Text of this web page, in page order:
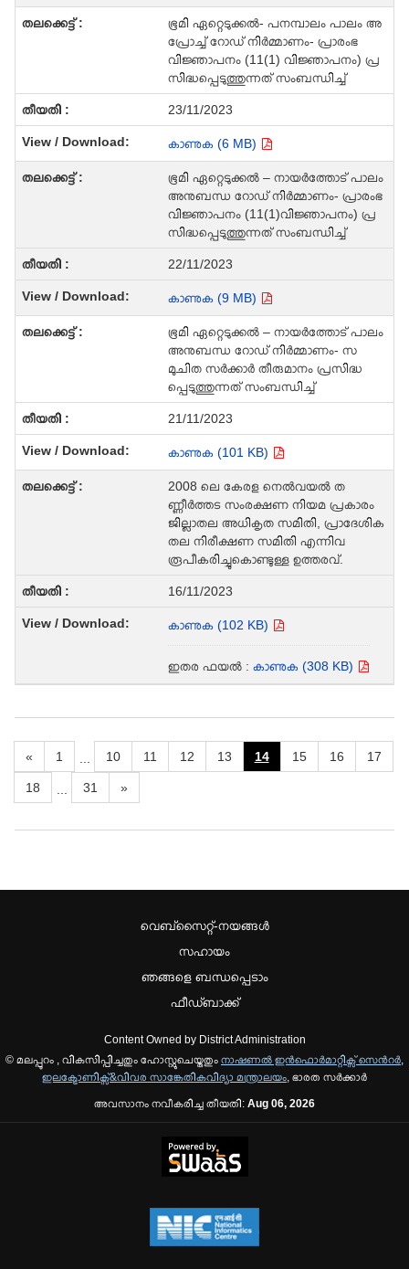
ഭൂമി ഏറ്റെടുക്കല്‍- പനമ്പാലം പാലം അ
പ്രോച്ച് റോഡ് നിര്‍മ്മാണം- പ്രാരംഭ
വിജ്ഞാപനം (11(1) വിജ്ഞാപനം) പ്ര
സിദ്ധപ്പെടുത്തുന്നത് സംബന്ധിച്ച്
23/11/2023
കാണുക (6 MB)
ഭൂമി ഏറ്റെടുക്കല്‍ – നായര്‍ത്തോട് പാലം
അനുബന്ധ റോഡ് നിര്‍മ്മാണം- പ്രാരംഭ
വിജ്ഞാപനം (11(1)വിജ്ഞാപനം) പ്ര
സിദ്ധപ്പെടുത്തുന്നത് സംബന്ധിച്ച്
22/11/2023
കാണുക (9 MB)
ഭൂമി ഏറ്റെടുക്കല്‍ – നായര്‍ത്തോട് പാലം
അനുബന്ധ റോഡ് നിര്‍മ്മാണം- സ
മുചിത സര്‍ക്കാര്‍ തീരുമാനം പ്രസിദ്ധ
പ്പെടുത്തുന്നത് സംബന്ധിച്ച്
21/11/2023
കാണുക (101 KB)
2008 ലെ കേരള നെല്‍വയല്‍ ത
ണ്ണീര്‍ത്തട സംരക്ഷണ നിയമ പ്രകാരം
ജില്ലാതല അധികൃത സമിതി, പ്രാദേശിക
തല നിരീക്ഷണ സമിതി എന്നിവ
രൂപീകരിച്ചുകൊണ്ടുള്ള ഉത്തരവ്.
16/11/2023
കാണുക (102 KB)
ഇതര ഫയൽ : കാണുക (308 KB)
« 1 10 11 12 13 14 15 16 17
18 31 »
വെബ്സൈറ്റ്-നയങ്ങള്‍
സഹായം
ഞങ്ങളെ ബന്ധപ്പെടാം
ഫീഡ്ബാക്ക്
Content Owned by District Administration
© മലപ്പുറം , വികസിപ്പിച്ചതും ഹോസ്റ്റുചെയ്തതും നാഷണല്‍ ഇന്‍ഫൊര്‍മാറ്റിക്സ് സെന്‍റര്‍
ഇലക്ട്രോണിക്സ്&വിവര സാങ്കേതികവിദ്യാ മന്ത്രാലയം , ഭാരത സര്‍ക്കാര്‍
അവസാനം നവീകരിച്ച തീയതി: Aug 06, 2026